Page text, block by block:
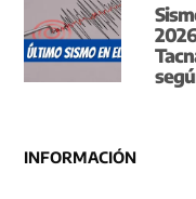
INFORMACIÓN